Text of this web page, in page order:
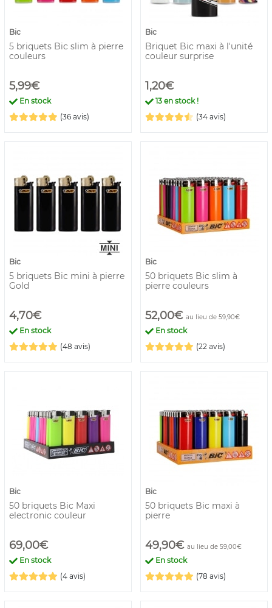
Bic
5 briquets Bic slim à pierre
couleurs
5,99€
En stock
(36 avis)
Bic
Briquet Bic maxi à l'unité
couleur surprise
1,20€
13 en stock !
(34 avis)
Bic
5 briquets Bic mini à pierre
Gold
4,70€
En stock
(48 avis)
Bic
50 briquets Bic slim à
pierre couleurs
52,00€ au lieu de 59,90€
En stock
(22 avis)
Bic
50 briquets Bic Maxi
electronic couleur
69,00€
En stock
(4 avis)
Bic
50 briquets Bic maxi à
pierre
49,90€ au lieu de 59,00€
En stock
(78 avis)